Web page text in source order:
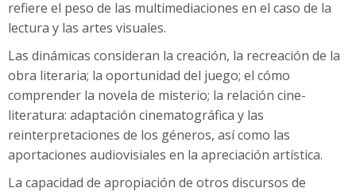
refiere el peso de las multimediaciones en el caso de la
lectura y las artes visuales.
Las dinámicas consideran la creación, la recreación de la
obra literaria; la oportunidad del juego; el cómo
comprender la novela de misterio; la relación cine-
literatura: adaptación cinematográfica y las
reinterpretaciones de los géneros, así como las
aportaciones audiovisiales en la apreciación artística.
La capacidad de apropiación de otros discursos de